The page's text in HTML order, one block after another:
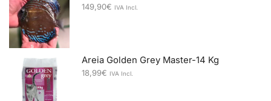
149,90€ IVA Incl.
Areia Golden Grey Master-14 Kg
18,99€ IVA Incl.